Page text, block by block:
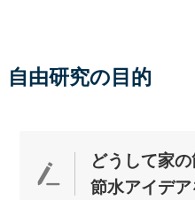
自由研究の目的
どうして家
節水アイデ